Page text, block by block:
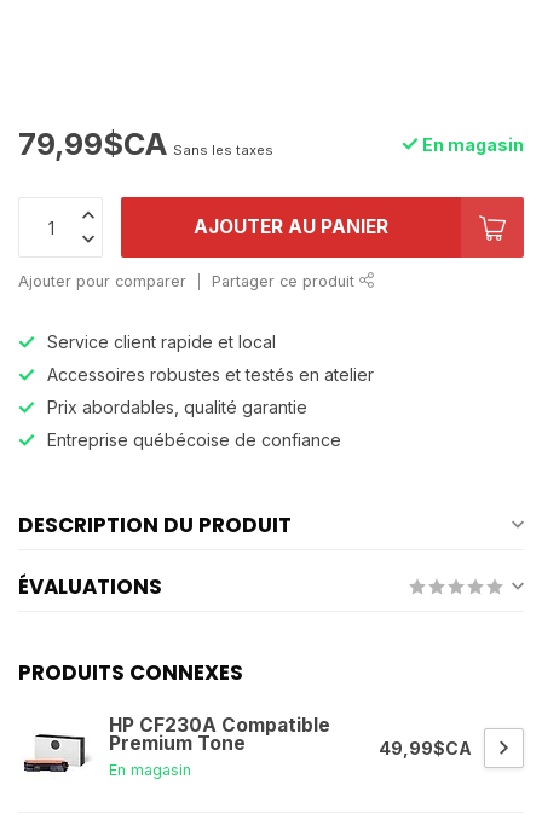
79,99$CA Sans les taxes En magasin
AJOUTER AU PANIER
Ajouter pour comparer Partager ce produit
Service client rapide et local
Accessoires robustes et testés en atelier
Prix abordables, qualité garantie
Entreprise québécoise de confiance
DESCRIPTION DU PRODUIT
ÉVALUATIONS
PRODUITS CONNEXES
HP CF230A Compatible
Premium Tone
En magasin
49,99$CA